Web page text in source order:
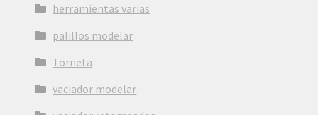
herramientas varias
palillos modelar
Torneta
vaciador modelar